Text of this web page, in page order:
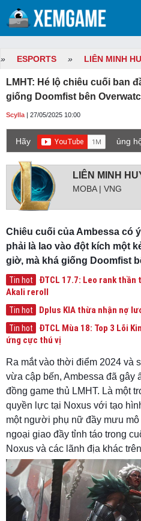
» ESPORTS » LIÊN MINH
LMHT: Hé lộ chiêu cuối ban
giống Doomfist bên
Scylla | 27/05/2025 10:00
Hãy
ủng
LIÊN MINH
MOBA | VNG
Chiêu cuối của Ambessa có
phải là lao vào đột kích một
giờ, mà khá giống Doomfist
Tin hot
ĐTCL 17.7: Leo rank
Akali reroll
Tin hot Dplus KIA thừa nhận nợ
Tin hot
ĐTCL Mùa 18: Top 3 Lõi
ứng cực thú vị
Ra mắt vào thời điểm 2024 và
vừa cập bến, Ambessa đã
đồng game thủ LMHT. Là một
quyền lực tại Noxus với tạo
một người phụ nữ đầy mưu mô
ngoại giao đầy tỉnh táo trong
Noxus và các lãnh địa khác